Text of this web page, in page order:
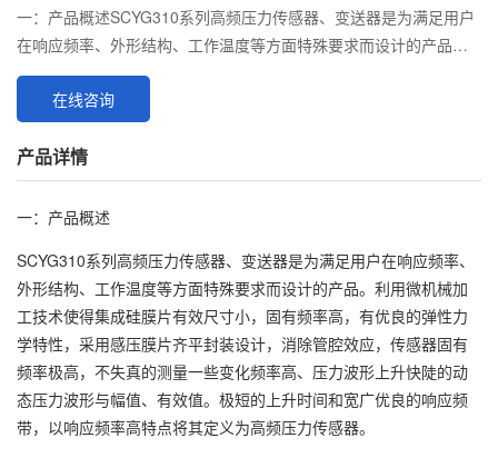
一：产品概述SCYG310系列高频压力传感器、变送器是为满足用户
在响应频率、外形结构、工作温度等方面特殊要求而设计的产品。
利用微机械加工技术使得集成硅膜片有效尺
在线咨询
产品详情
一：产品概述
SCYG310系列高频压力传感器、变送器是为满足用户在响应频率、
外形结构、工作温度等方面特殊要求而设计的产品。利用微机械加
工技术使得集成硅膜片有效尺寸小，固有频率高，有优良的弹性力
学特性，采用感压膜片齐平封装设计，消除管腔效应，传感器固有
频率极高，不失真的测量一些变化频率高、压力波形上升快陡的动
态压力波形与幅值、有效值。极短的上升时间和宽广优良的响应频
带，以响应频率高特点将其定义为高频压力传感器。